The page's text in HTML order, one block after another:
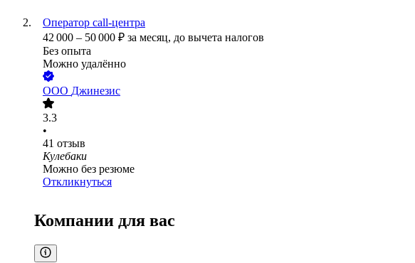
Оператор call-центра
42 000 – 50 000 ₽ за месяц, до вычета налогов
Без опыта
Можно удалённо
ООО Джинезис
3.3
•
41 отзыв
Кулебаки
Можно без резюме
Откликнуться
Компании для вас